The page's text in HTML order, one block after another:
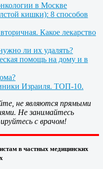
в Москве
кишки): 8 способов
Какое лекарство
ли их удалять?
помощь на дому и в
Израиля. ТОП-10.
не являются прямыми
Не занимайтесь
с врачом!
в частных медицинских